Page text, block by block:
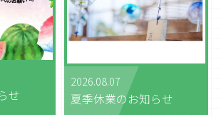
せ
2026.08.07
夏季休業のお知らせ